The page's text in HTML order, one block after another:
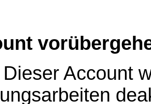
Dieser Account